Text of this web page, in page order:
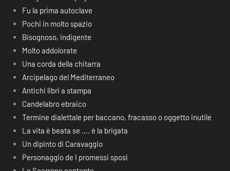
Fu la prima autoclave
Pochi in molto spazio
Bisognoso, indigente
Molto addolorate
Una corda della chitarra
Arcipelago del Mediterraneo
Antichi libri a stampa
Candelabro ebraico
Termine dialettale per baccano, fracasso o oggetto inutile
La vita è beata se …. è la brigata
Un dipinto di Caravaggio
Personaggio de I promessi sposi